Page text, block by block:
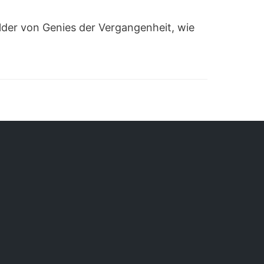
von Genies der Vergangenheit, wie